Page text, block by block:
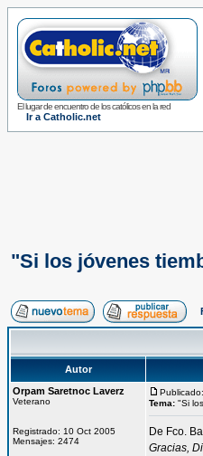
El lugar de encuentro de los católicos en la red
Ir a Catholic.net
"Si los jóvenes
Autor
Orpam Saretnoc Laverz
Veterano
Registrado: 10 Oct 2005
Mensajes: 2474
Tema: "Si
De Fco.
Gracias,